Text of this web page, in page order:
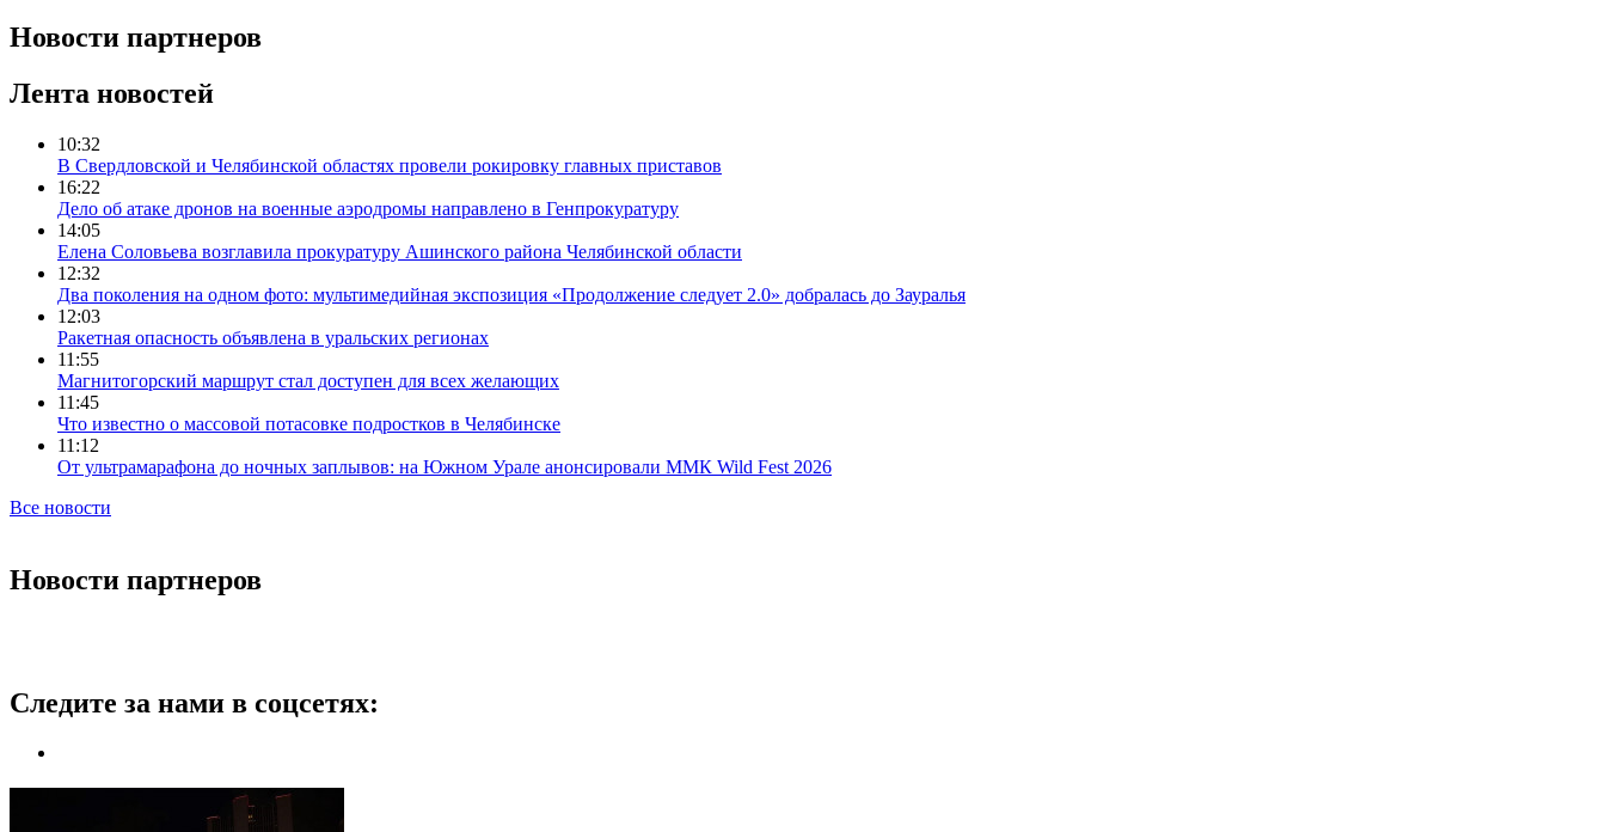
Новости партнеров
Лента новостей
10:32
В Свердловской и Челябинской областях провели рокировку главных приставов
16:22
Дело об атаке дронов на военные аэродромы направлено в Генпрокуратуру
14:05
Елена Соловьева возглавила прокуратуру Ашинского района Челябинской области
12:32
Два поколения на одном фото: мультимедийная экспозиция «Продолжение следует 2.0» добралась до Зауралья
12:03
Ракетная опасность объявлена в уральских регионах
11:55
Магнитогорский маршрут стал доступен для всех желающих
11:45
Что известно о массовой потасовке подростков в Челябинске
11:12
От ультрамарафона до ночных заплывов: на Южном Урале анонсировали ММК Wild Fest 2026
Все новости
Новости партнеров
Следите за нами в соцсетях: